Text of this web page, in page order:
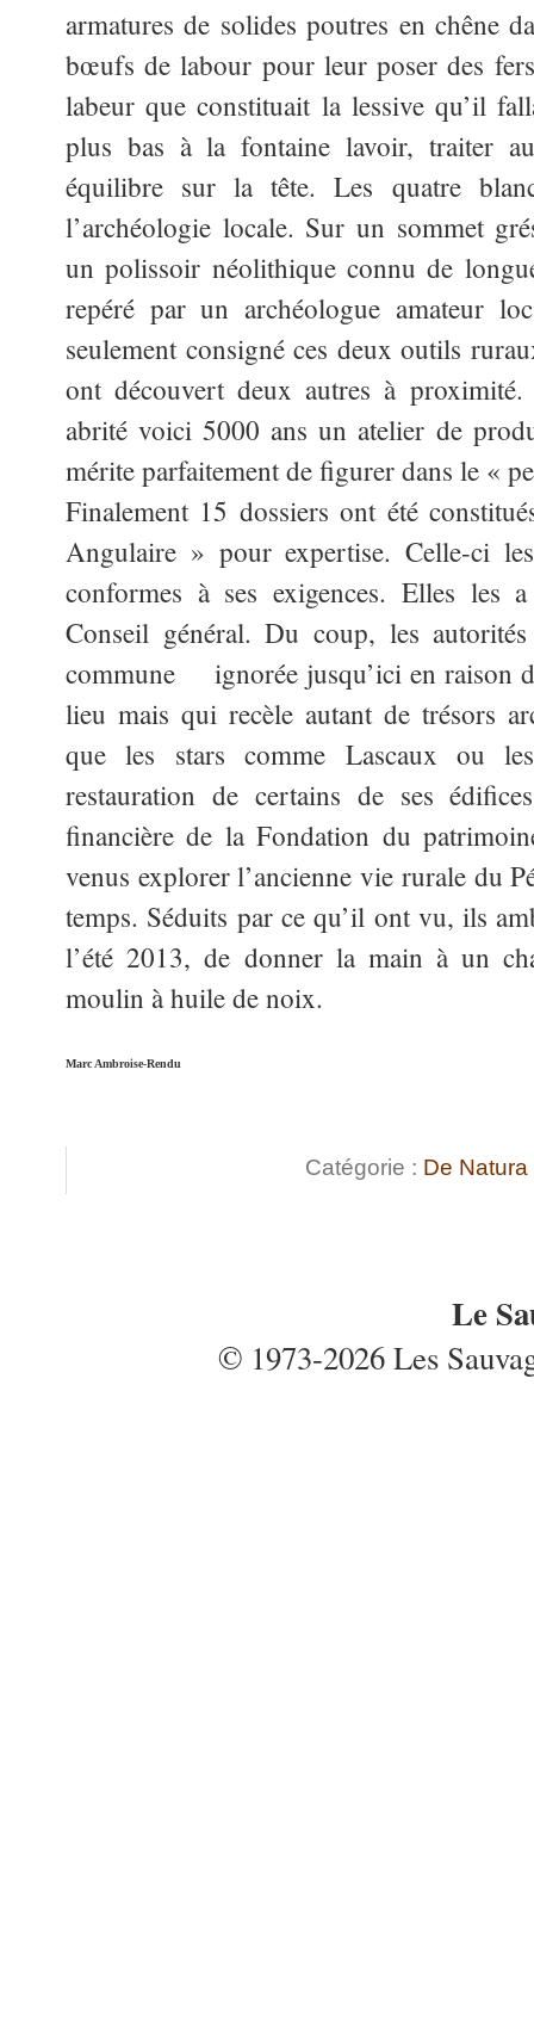
armatures de solides poutres en chêne
bœufs de labour pour leur poser des
labeur que constituait la lessive qu’il
plus bas à la fontaine lavoir, traiter
équilibre sur la tête. Les quatre
l’archéologie locale. Sur un sommet
un polissoir néolithique connu de
repéré par un archéologue amateur
seulement consigné ces deux outils
ont découvert deux autres à
abrité voici 5000 ans un atelier de
mérite parfaitement de figurer dans le «
Finalement 15 dossiers ont été
Angulaire » pour expertise. Celle-ci
conformes à ses exigences. Elles les
Conseil général. Du coup, les autorités
commune ignorée jusqu’ici en raison
lieu mais qui recèle autant de trésors
que les stars comme Lascaux ou
restauration de certains de ses
financière de la Fondation du
venus explorer l’ancienne vie rurale du
temps. Séduits par ce qu’il ont vu, ils
l’été 2013, de donner la main à un
moulin à huile de noix.
Marc Ambroise-Rendu
Catégorie : De Natura
Le
© 1973-2026 Les